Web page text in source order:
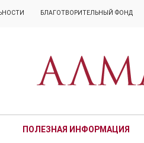
БЛАГОТВОРИТЕЛЬНЫЙ ФОНД
ПОЛЕЗНАЯ ИНФОРМАЦИЯ